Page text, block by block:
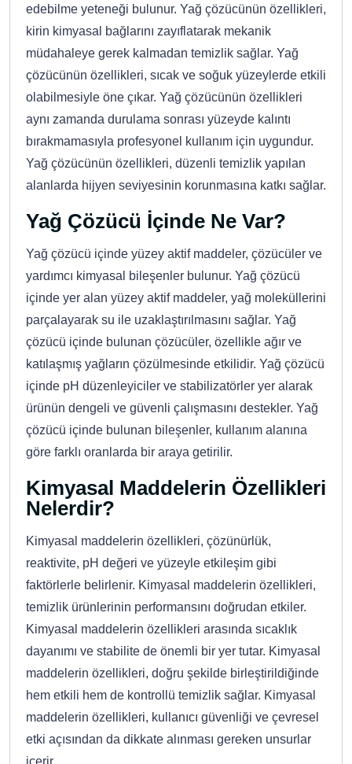
edebilme yeteneği bulunur. Yağ çözücünün özellikleri,
kirin kimyasal bağlarını zayıflatarak mekanik
müdahaleye gerek kalmadan temizlik sağlar. Yağ
çözücünün özellikleri, sıcak ve soğuk yüzeylerde etkili
olabilmesiyle öne çıkar. Yağ çözücünün özellikleri
aynı zamanda durulama sonrası yüzeyde kalıntı
bırakmamasıyla profesyonel kullanım için uygundur.
Yağ çözücünün özellikleri, düzenli temizlik yapılan
alanlarda hijyen seviyesinin korunmasına katkı sağlar.
Yağ Çözücü İçinde Ne Var?
Yağ çözücü içinde yüzey aktif maddeler, çözücüler ve
yardımcı kimyasal bileşenler bulunur. Yağ çözücü
içinde yer alan yüzey aktif maddeler, yağ moleküllerini
parçalayarak su ile uzaklaştırılmasını sağlar. Yağ
çözücü içinde bulunan çözücüler, özellikle ağır ve
katılaşmış yağların çözülmesinde etkilidir. Yağ çözücü
içinde pH düzenleyiciler ve stabilizatörler yer alarak
ürünün dengeli ve güvenli çalışmasını destekler. Yağ
çözücü içinde bulunan bileşenler, kullanım alanına
göre farklı oranlarda bir araya getirilir.
Kimyasal Maddelerin Özellikleri
Nelerdir?
Kimyasal maddelerin özellikleri, çözünürlük,
reaktivite, pH değeri ve yüzeyle etkileşim gibi
faktörlerle belirlenir. Kimyasal maddelerin özellikleri,
temizlik ürünlerinin performansını doğrudan etkiler.
Kimyasal maddelerin özellikleri arasında sıcaklık
dayanımı ve stabilite de önemli bir yer tutar. Kimyasal
maddelerin özellikleri, doğru şekilde birleştirildiğinde
hem etkili hem de kontrollü temizlik sağlar. Kimyasal
maddelerin özellikleri, kullanıcı güvenliği ve çevresel
etki açısından da dikkate alınması gereken unsurlar